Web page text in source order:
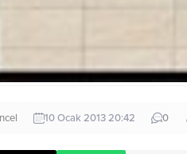
10 Ocak 2013 20:42 0